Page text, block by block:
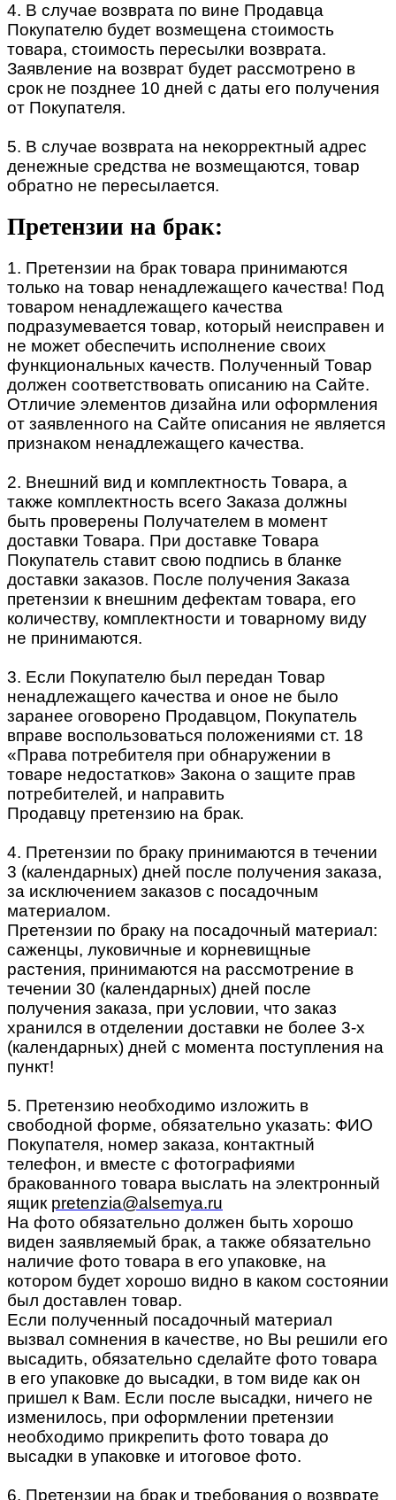
4. В случае возврата по вине Продавца
Покупателю будет возмещена стоимость
товара, стоимость пересылки возврата.
Заявление на возврат будет рассмотрено в
срок не позднее 10 дней с даты его получения
от Покупателя.
5. В случае возврата на некорректный адрес
денежные средства не возмещаются, товар
обратно не пересылается.
Претензии на брак:
1. Претензии на брак товара принимаются
только на товар ненадлежащего качества! Под
товаром ненадлежащего качества
подразумевается товар, который неисправен и
не может обеспечить исполнение своих
функциональных качеств. Полученный Товар
должен соответствовать описанию на Сайте.
Отличие элементов дизайна или оформления
от заявленного на Сайте описания не является
признаком ненадлежащего качества.
2. Внешний вид и комплектность Товара, а
также комплектность всего Заказа должны
быть проверены Получателем в момент
доставки Товара. При доставке Товара
Покупатель ставит свою подпись в бланке
доставки заказов. После получения Заказа
претензии к внешним дефектам товара, его
количеству, комплектности и товарному виду
не принимаются.
3. Если Покупателю был передан Товар
ненадлежащего качества и оное не было
заранее оговорено Продавцом, Покупатель
вправе воспользоваться положениями ст. 18
«Права потребителя при обнаружении в
товаре недостатков» Закона о защите прав
потребителей, и направить
Продавцу претензию на брак.
4. Претензии по браку принимаются в течении
3 (календарных) дней после получения заказа,
за исключением заказов с посадочным
материалом.
Претензии по браку на посадочный материал:
саженцы, луковичные и корневищные
растения, принимаются на рассмотрение в
течении 30 (календарных) дней после
получения заказа, при условии, что заказ
хранился в отделении доставки не более 3-х
(календарных) дней с момента поступления на
пункт!
5. Претензию необходимо изложить в
свободной форме, обязательно указать: ФИО
Покупателя, номер заказа, контактный
телефон, и вместе с фотографиями
бракованного товара выслать на электронный
ящик pretenzia@alsemya.ru
На фото обязательно должен быть хорошо
виден заявляемый брак, а также обязательно
наличие фото товара в его упаковке, на
котором будет хорошо видно в каком состоянии
был доставлен товар.
Если полученный посадочный материал
вызвал сомнения в качестве, но Вы решили его
высадить, обязательно сделайте фото товара
в его упаковке до высадки, в том виде как он
пришел к Вам. Если после высадки, ничего не
изменилось, при оформлении претензии
необходимо прикрепить фото товара до
высадки в упаковке и итоговое фото.
6. Претензии на брак и требования о возврате